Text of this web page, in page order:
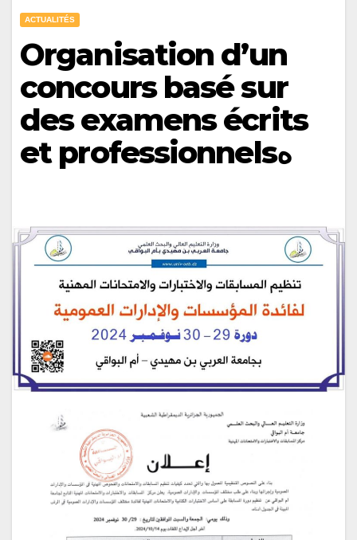
ACTUALITÉS
Organisation d’un
concours basé sur
des examens écrits
et professionnelsه